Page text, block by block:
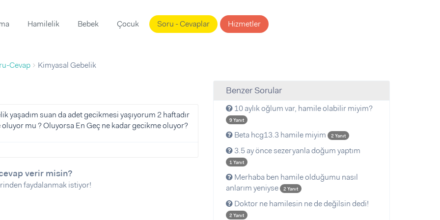
Hamilelik Bebek Çocuk Soru - Cevaplar Hizmetler
Cevap Kimyasal Gebelik
yaşadım suan da adet gecikmesi yaşıyorum 2 haftadır
mu ? Oluyorsa En Geç ne kadar gecikme oluyor?
verir misin?
faydalanmak istiyor!
Benzer Sorular
10 aylık oğlum var, hamile olabilir miyim?
9 Yanıt
Beta hcg13.3 hamile miyim 2 Yanıt
3.5 ay önce sezeryanla doğum yaptım
1 Yanıt
Merhaba ben hamile olduğumu nasıl
anlarım yeniyse
2 Yanıt
Doktor ne hamilesin ne de değilsin dedi!
2 Yanıt